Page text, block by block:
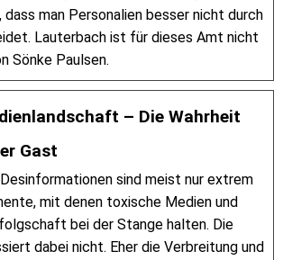
dass man Personalien besser nicht durch
Lauterbach ist für dieses Amt nicht
Sönke Paulsen.
– Die Wahrheit
Gast
sind meist nur extrem
mit denen toxische Medien und
bei der Stange halten. Die
dabei nicht. Eher die Verbreitung und